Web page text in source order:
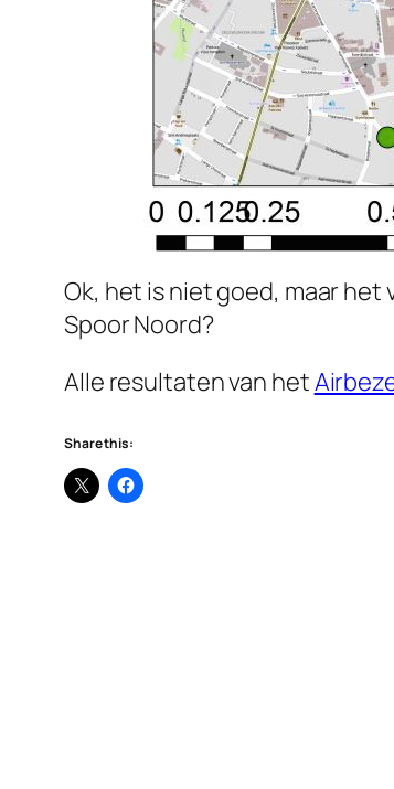
Ok, het is niet goed, maar
Spoor Noord?
Alle resultaten van het
Share this: